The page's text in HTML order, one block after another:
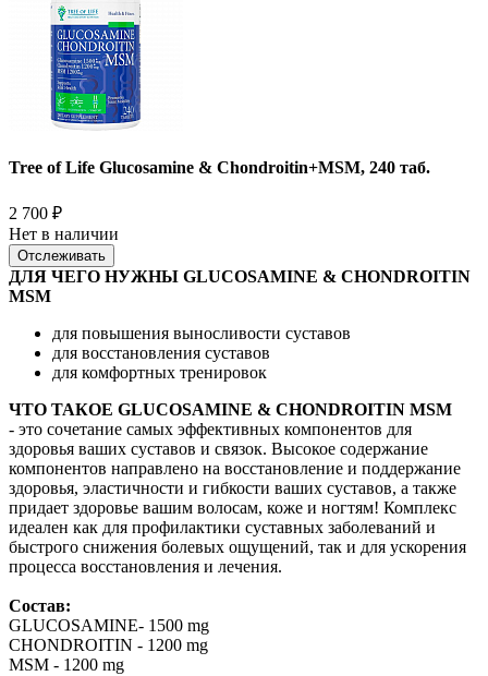
Tree of Life Glucosamine & Chondroitin+MSM, 240 таб.
2 700 ₽
Нет в наличии
Отслеживать
ДЛЯ ЧЕГО НУЖНЫ GLUCOSAMINE & CHONDROITIN
MSM
для повышения выносливости суставов
для восстановления суставов
для комфортных тренировок
ЧТО ТАКОЕ GLUCOSAMINE & CHONDROITIN MSM
- это сочетание самых эффективных компонентов для
здоровья ваших суставов и связок. Высокое содержание
компонентов направлено на восстановление и поддержание
здоровья, эластичности и гибкости ваших суставов, а также
придает здоровье вашим волосам, коже и ногтям! Комплекс
идеален как для профилактики суставных заболеваний и
быстрого снижения болевых ощущений, так и для ускорения
процесса восстановления и лечения.
Состав:
GLUCOSAMINE- 1500 mg
CHONDROITIN - 1200 mg
MSM - 1200 mg